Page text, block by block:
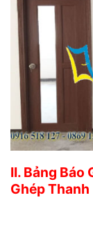
II. Bảng Báo
Ghép Thanh